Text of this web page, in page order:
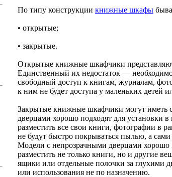
По типу конструкции книжные шкафы
• открытые;
• закрытые.
Открытые книжные шкафчики
Единственный их недостаток —
свободный доступ к книгам, журналам,
к ним не будет доступа у маленьких
Закрытые книжные шкафчики могут иметь
дверцами хорошо подходят для
разместить все свои книги, фотографии в
не будут быстро покрываться пылью, а
Модели с непрозрачными дверцами
разместить не только книги, но и другие
ящики или отдельные полочки за глухими
или использования не по назначению.